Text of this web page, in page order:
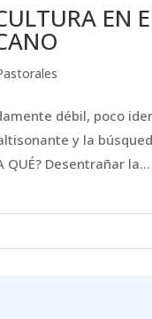
EN
débil, poco
y la
Desentrañar la...